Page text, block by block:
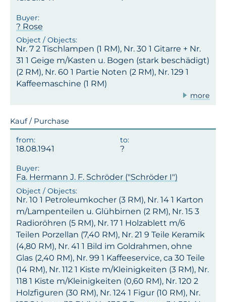
? Rose
Nr. 7 2 Tischlampen (1 RM), Nr. 30 1 Gitarre + Nr.
31 1 Geige m/Kasten u. Bogen (stark beschädigt)
(2 RM), Nr. 60 1 Partie Noten (2 RM), Nr. 129 1
Kaffeemaschine (1 RM)
more
Kauf / Purchase
18.08.1941
Fa. Hermann J. F. Schröder ("Schröder I")
Nr. 10 1 Petroleumkocher (3 RM), Nr. 14 1 Karton
m/Lampenteilen u. Glühbirnen (2 RM), Nr. 15 3
Radioröhren (5 RM), Nr. 17 1 Holzablett m/6
Teilen Porzellan (7,40 RM), Nr. 21 9 Teile Keramik
(4,80 RM), Nr. 41 1 Bild im Goldrahmen, ohne
Glas (2,40 RM), Nr. 99 1 Kaffeeservice, ca 30 Teile
(14 RM), Nr. 112 1 Kiste m/Kleinigkeiten (3 RM), Nr.
118 1 Kiste m/Kleinigkeiten (0,60 RM), Nr. 120 2
Holzfiguren (30 RM), Nr. 124 1 Figur (10 RM), Nr.